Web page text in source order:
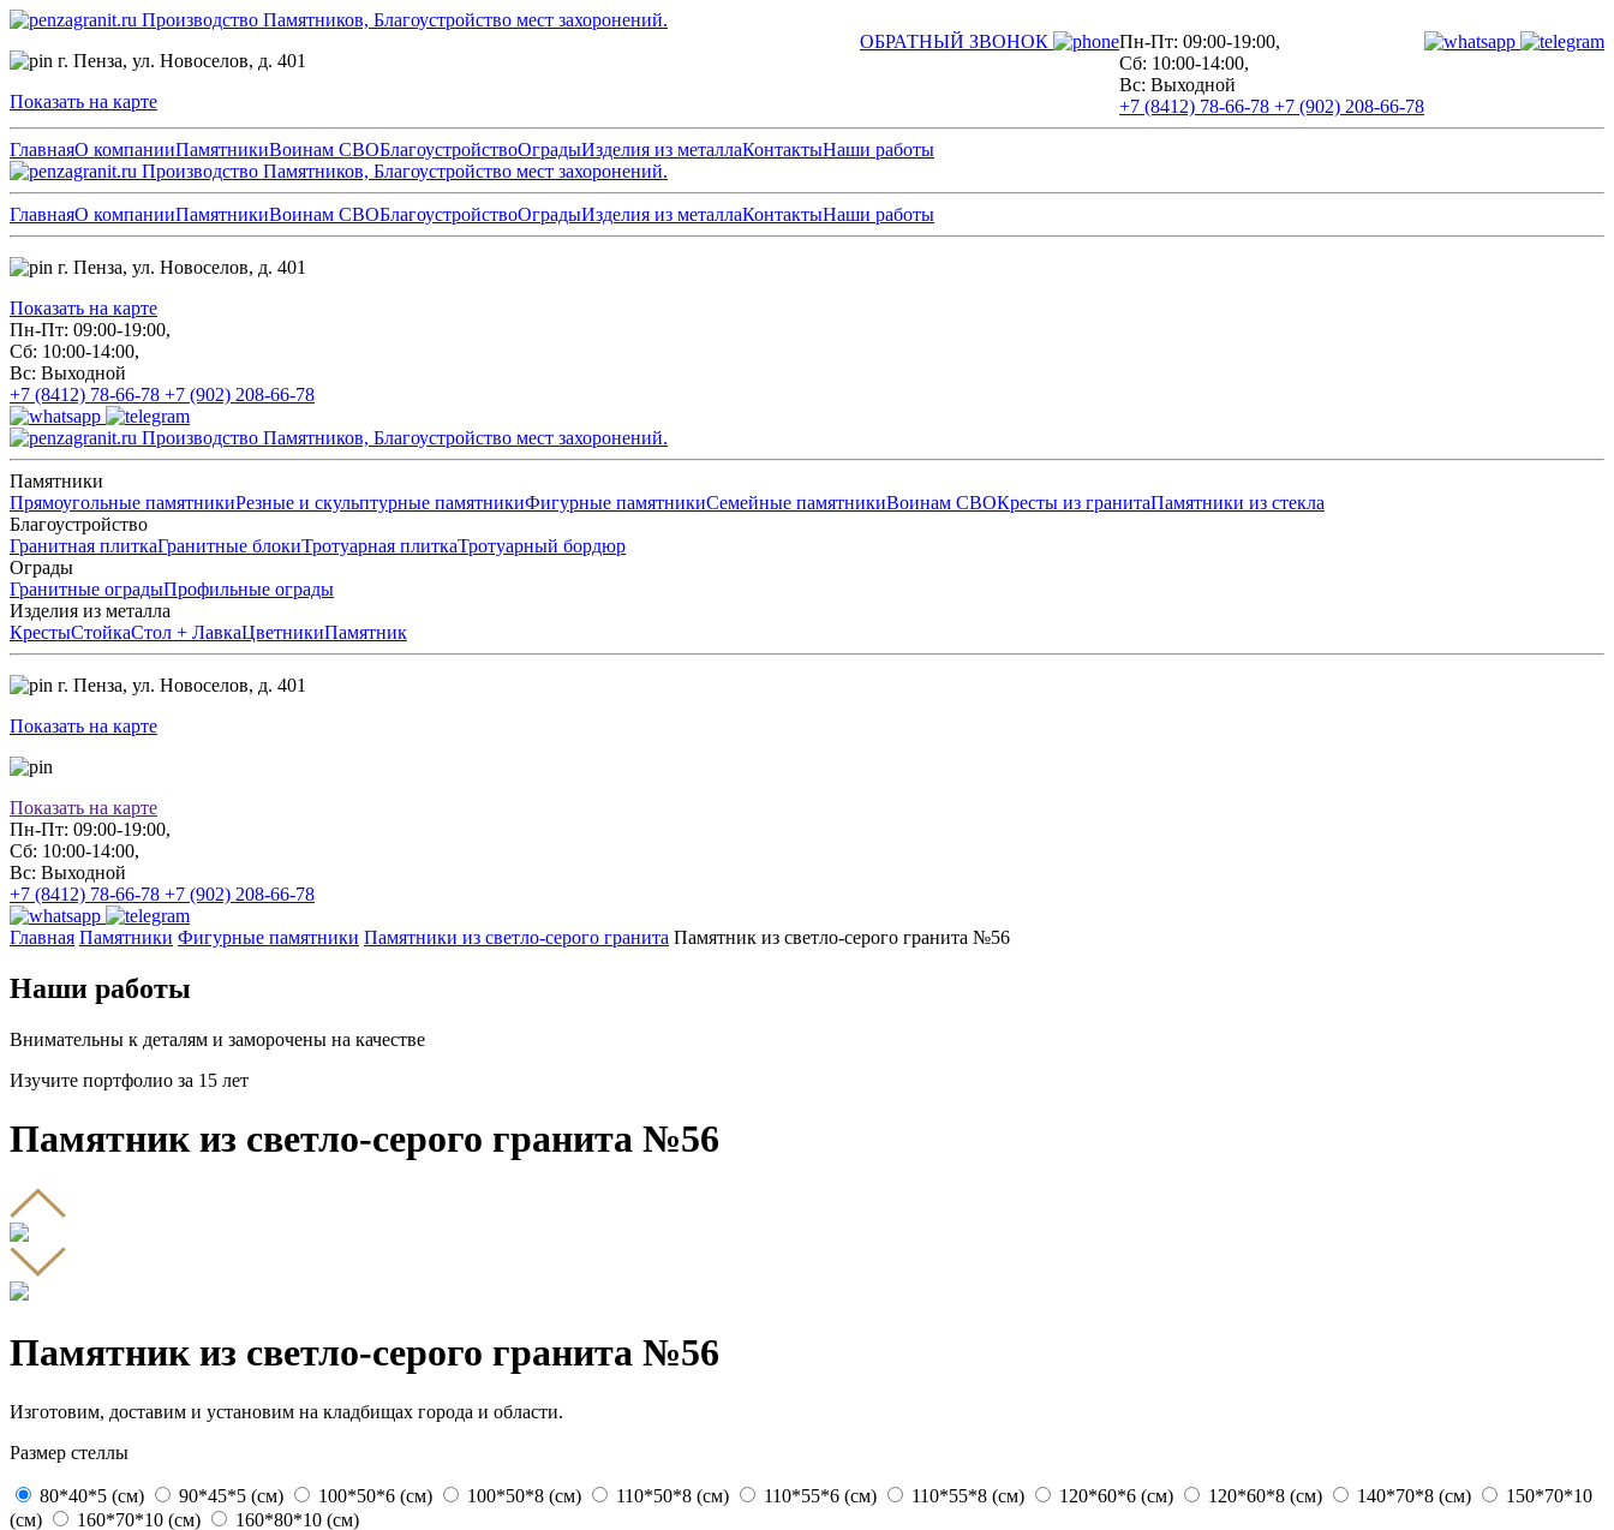
Производство Памятников, Благоустройство мест захоронений.
г. Пенза, ул. Новоселов, д. 401
Показать на карте
ОБРАТНЫЙ ЗВОНОК
Пн-Пт: 09:00-19:00,
Сб: 10:00-14:00,
Вс: Выходной
+7 (8412) 78-66-78 +7 (902) 208-66-78
ГлавнаяО компанииПамятникиВоинам СВОБлагоустройствоОградыИзделия из металлаКонтактыНаши работы
Производство Памятников, Благоустройство мест захоронений.
ГлавнаяО компанииПамятникиВоинам СВОБлагоустройствоОградыИзделия из металлаКонтактыНаши работы
г. Пенза, ул. Новоселов, д. 401
Показать на карте
Пн-Пт: 09:00-19:00,
Сб: 10:00-14:00,
Вс: Выходной
+7 (8412) 78-66-78 +7 (902) 208-66-78
Производство Памятников, Благоустройство мест захоронений.
Памятники
Прямоугольные памятникиРезные и скульптурные памятникиФигурные памятникиСемейные памятникиВоинам СВОКресты из гранитаПамятники из стекла
Благоустройство
Гранитная плиткаГранитные блокиТротуарная плиткаТротуарный бордюр
Ограды
Гранитные оградыПрофильные ограды
Изделия из металла
КрестыСтойкаСтол + ЛавкаЦветникиПамятник
г. Пенза, ул. Новоселов, д. 401
Показать на карте
Показать на карте
Пн-Пт: 09:00-19:00,
Сб: 10:00-14:00,
Вс: Выходной
+7 (8412) 78-66-78 +7 (902) 208-66-78
Главная Памятники Фигурные памятники Памятники из светло-серого гранита Памятник из светло-серого гранита №56
Наши работы
Внимательны к деталям и заморочены на качестве
Изучите портфолио за 15 лет
Памятник из светло-серого гранита №56
Памятник из светло-серого гранита №56
Изготовим, доставим и установим на кладбищах города и области.
Размер стеллы
80*40*5 (см) 90*45*5 (см) 100*50*6 (см) 100*50*8 (см) 110*50*8 (см) 110*55*6 (см) 110*55*8 (см) 120*60*6 (см) 120*60*8 (см) 140*70*8 (см)
150*70*10
(см)
160*70*10 (см)
160*80*10 (см)